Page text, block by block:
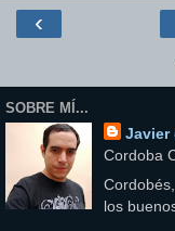
‹
SOBRE MÍ...
Javier
Cordoba
los